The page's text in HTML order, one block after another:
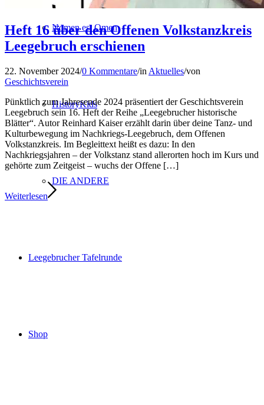
Nomen est Omen
HistoryKids
DIE ANDERE
Leegebrucher Tafelrunde
Shop
Heft 16 über den Offenen Volkstanzkreis
Leegebruch erschienen
22. November 2024/​0 Kommentare/​in Aktuelles/​von
Geschichtsverein
Pünktlich zum Jahresende 2024 prä­sen­tiert der Geschichtsverein
Leegebruch sein 16. Heft der Reihe „Leegebrucher his­to­ri­sche
Blätter“. Autor Reinhard Kaiser erzählt dar­in über dei­ne Tanz- und
Kulturbewegung im Nachkriegs-Leegebruch, dem Offenen
Volkstanzkreis. Im Begleittext heißt es dazu: In den
Nachkriegsjahren – der Volkstanz stand aller­or­ten hoch im Kurs und
gehör­te zum Zeitgeist – wuchs der Offene […]
Weiterlesen